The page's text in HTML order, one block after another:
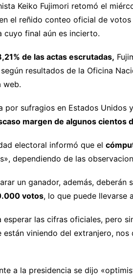
Keiko Fujimori retomó el
el reñido conteo oficial de
cuyo final aún es incierto.
de las actas escrutadas,
según resultados de la Oficina
web.
por sufragios en Estados Unidos
margen de algunos cientos
electoral informó que el
dependiendo de las
un ganador, además,
votos, lo que puede llevarse
esperar las cifras oficiales, pero
están viniendo del extranjero,
a la presidencia se dijo